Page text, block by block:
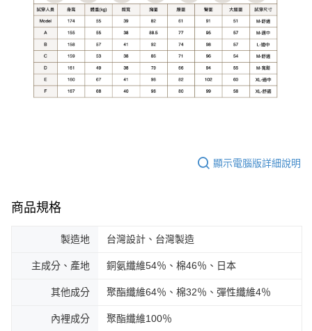
顯示電腦版詳細說明
商品規格
製造地 台灣設計、台灣製造
主成分、產地 銅氨纖維54％、棉46％、日本
其他成分 聚酯纖維64％、棉32％、彈性纖維4％
內裡成分 聚酯纖維100％